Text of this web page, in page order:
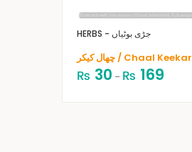
HERBS - جڑی بوٹیاں
چھال کیکر / Chaal Keekar
₨ 30 – ₨ 169